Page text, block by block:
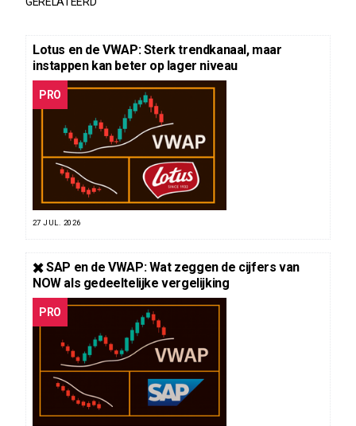
Lotus en de VWAP: Sterk trendkanaal, maar
instappen kan beter op lager niveau
PRO
27 JUL. 2026
✖️ SAP en de VWAP: Wat zeggen de cijfers van
NOW als gedeeltelijke vergelijking
PRO